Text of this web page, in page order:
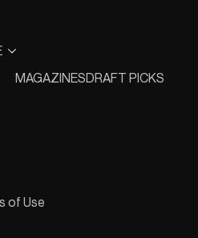
MAGAZINESDRAFT PICKS
of Use